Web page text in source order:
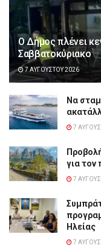
Ο Δήμος πλένει
Σαββατοκύριακο
7 ΑΥΓΟΎΣΤΟΥ 2026
Να
7
για τον
7
Ηλείας
7